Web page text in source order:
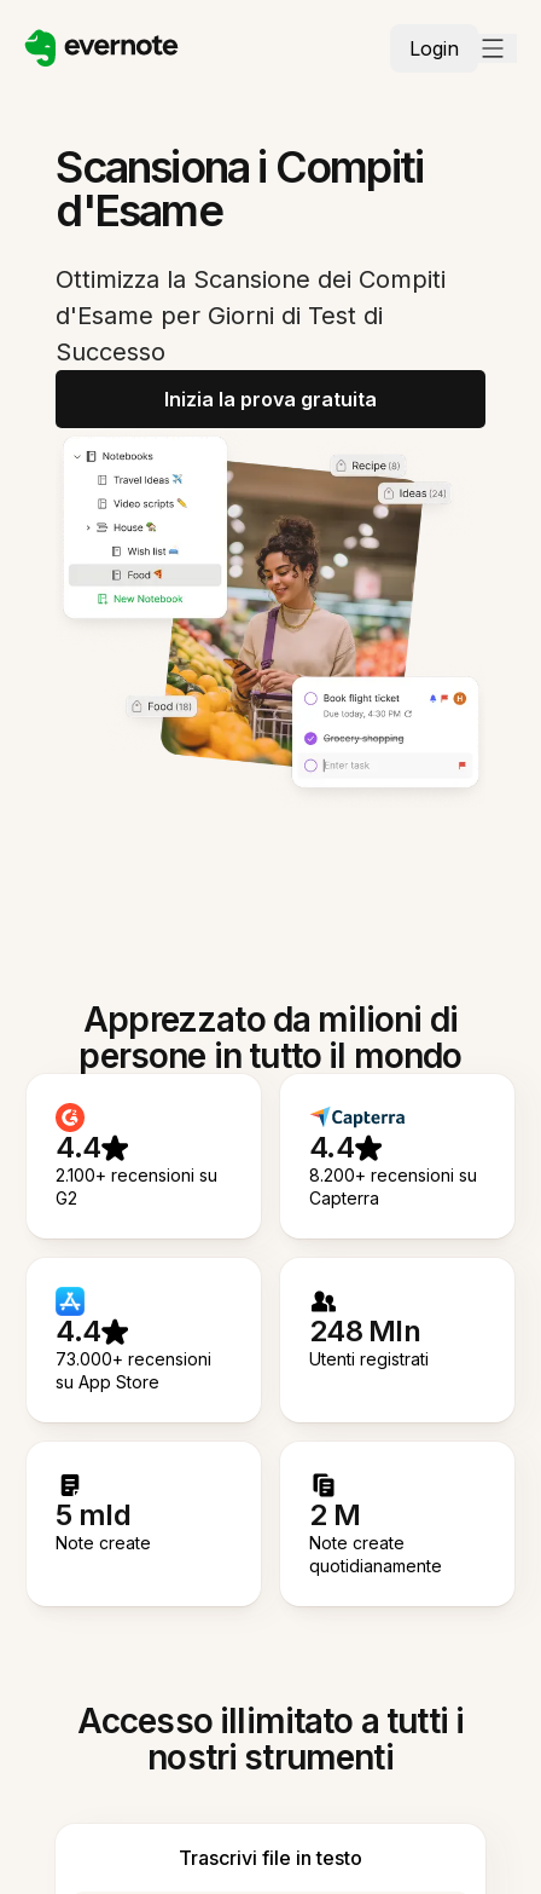
Login
Scansiona i Compiti
d'Esame
Ottimizza la Scansione dei Compiti
d'Esame per Giorni di Test di
Successo
Inizia la prova gratuita
Apprezzato da milioni di
persone in tutto il mondo
4.4
2.100+ recensioni su
G2
4.4
8.200+ recensioni su
Capterra
4.4
73.000+ recensioni
su App Store
248 Mln
Utenti registrati
5 mld
Note create
2 M
Note create
quotidianamente
Accesso illimitato a tutti i
nostri strumenti
Trascrivi file in testo